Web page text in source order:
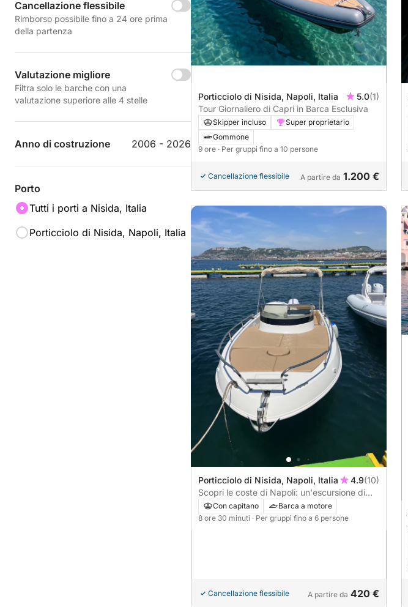
Cancellazione flessibile
Rimborso possibile fino a 24 ore prima
della partenza
Valutazione migliore
Filtra solo le barche con una
valutazione superiore alle 4 stelle
Anno di costruzione 2006 - 2026
Porto
Tutti i porti a Nisida, Italia
Porticciolo di Nisida, Napoli, Italia
Porticciolo di Nisida, Napoli, Italia 5.0(1)
Tour Giornaliero di Capri in Barca Esclusiva
Skipper incluso
Super proprietario
Gommone
9 ore · Per gruppi fino a 10 persone
Cancellazione flessibile A partire da 1.200 €
Porticciolo di Nisida, Napoli, Italia 4.9(10)
Scopri le coste di Napoli: un'escursione di
un'intera giornata a bordo di un motoscafo.
Con capitano
Barca a motore
8 ore 30 minuti · Per gruppi fino a 6 persone
Cancellazione flessibile A partire da 420 €